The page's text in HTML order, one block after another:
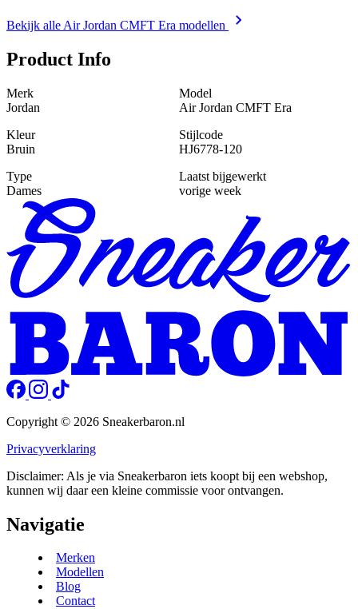
Bekijk alle Air Jordan CMFT Era modellen
Product Info
Merk
Jordan
Model
Air Jordan CMFT Era
Kleur
Bruin
Stijlcode
HJ6778-120
Type
Dames
Laatst bijgewerkt
vorige week
Copyright © 2026 Sneakerbaron.nl
Privacyverklaring
Disclaimer: Als je via Sneakerbaron iets koopt bij een webshop,
kunnen wij daar een kleine commissie voor ontvangen.
Navigatie
Merken
Modellen
Blog
Contact